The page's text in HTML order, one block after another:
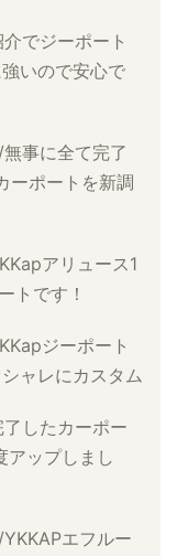
でジーポート
いので安心で
事に全て完了
ーポートを新調
アリュース1
トです！
ジーポート
ャレにカスタム
したカーポー
アップしまし
エフルー